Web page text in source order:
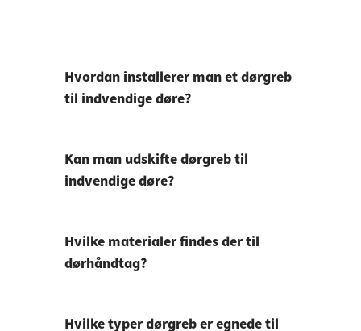
Hvordan installerer man et dørgreb
til indvendige døre?
Kan man udskifte dørgreb til
indvendige døre?
Hvilke materialer findes der til
dørhåndtag?
Hvilke typer dørgreb er egnede til